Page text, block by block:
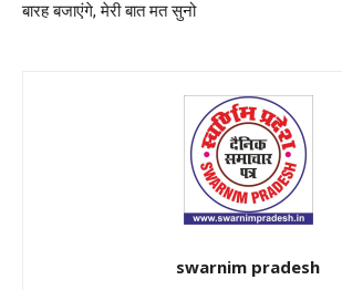
बारह बजाएंगे, मेरी बात मत सुनो
swarnim pradesh